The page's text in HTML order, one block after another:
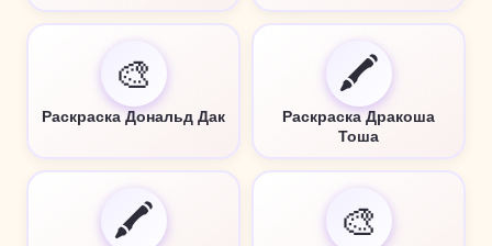
🎨
Раскраска Дональд Дак
🖍️
Раскраска Дракоша
Тоша
🖍️ 🎨